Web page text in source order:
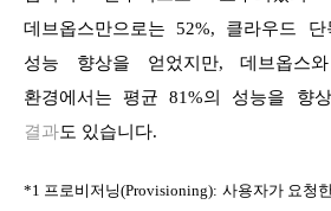
데브옵스만으로는 52%, 클라우드 단
성능 향상을 얻었지만, 데브옵스
환경에서는 평균 81%의 성능을 향
결과도 있습니다.
*1 프로비저닝(Provisioning): 사용자가 요청